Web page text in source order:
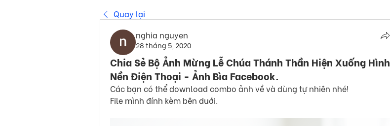
Quay lại
nghia nguyen
28 tháng 5, 2020
Chia Sẻ Bộ Ảnh Mừng Lễ Chúa Thánh Thần Hiện Xuống Hình
Nền Điện Thoại - Ảnh Bìa Facebook.
Các bạn có thể download combo ảnh về và dùng tự nhiên nhé!
File mình đính kèm bên duới.